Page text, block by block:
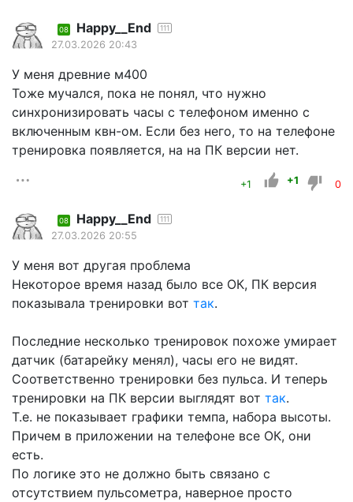
08 Happy__End 111
27.03.2026 20:43
У меня древние м400
Тоже мучался, пока не понял, что нужно
синхронизировать часы с телефоном именно с
включенным квн-ом. Если без него, то на телефоне
тренировка появляется, на на ПК версии нет.
+1 +1 0
08 Happy__End 111
27.03.2026 20:55
У меня вот другая проблема
Некоторое время назад было все ОК, ПК версия
показывала тренировки вот так.
Последние несколько тренировок похоже умирает
датчик (батарейку менял), часы его не видят.
Соответственно тренировки без пульса. И теперь
тренировки на ПК версии выглядят вот так.
Т.е. не показывает графики темпа, набора высоты.
Причем в приложении на телефоне все ОК, они
есть.
По логике это не должно быть связано с
отсутствием пульсометра, наверное просто